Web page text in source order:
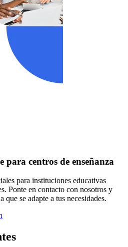
para centros de enseñanza
para instituciones educativas
Ponte en contacto con nosotros y
que se adapte a tus necesidades.